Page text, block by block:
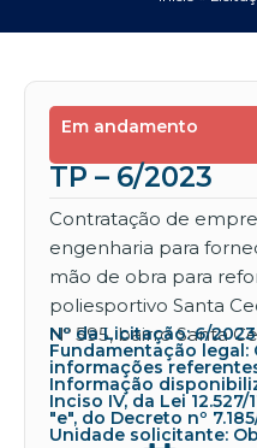
Em andamento
TP – 6/2023
Contratação de
engenharia para
mão de obra para
poliesportivo Santa
Nº 595, bairro Santa
Nº da Licitação: 6/2023
Fundamentação legal:
informações
Informação
Inciso IV, da Lei 12.527/
"e", do Decreto nº
Unidade solicitante: